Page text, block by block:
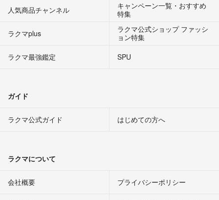
人気商品チャンネル
キャンペーン一覧・おすすめ
特集
ラクマplus
ラクマ公式ショップ ファッシ
ョン特集
ラクマ最強鑑定
SPU
ガイド
ラクマ公式ガイド はじめての方へ
ラクマについて
会社概要 プライバシーポリシー